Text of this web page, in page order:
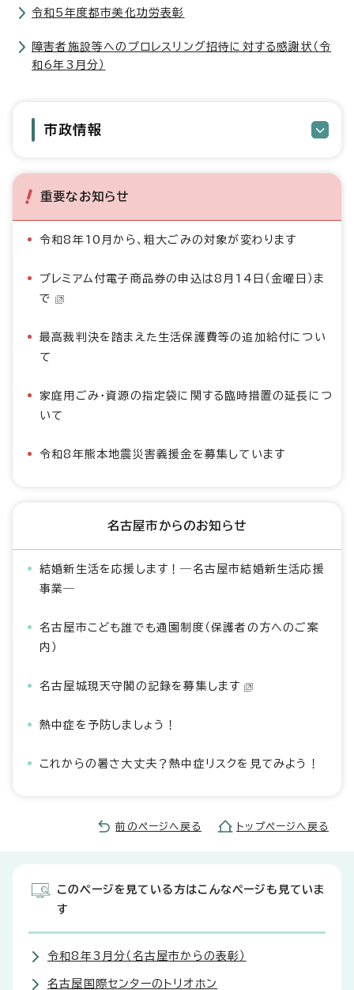
令和5年度都市美化功労表彰
障害者施設等へのプロレスリング招待に対する感謝状（令
和6年3月分）
市政情報
重要なお知らせ
令和8年10月から、粗大ごみの対象が変わります
プレミアム付電子商品券の申込は8月14日（金曜日）ま
で
最高裁判決を踏まえた生活保護費等の追加給付につい
て
家庭用ごみ・資源の指定袋に関する臨時措置の延長につ
いて
令和8年熊本地震災害義援金を募集しています
名古屋市からのお知らせ
結婚新生活を応援します！―名古屋市結婚新生活応援
事業―
名古屋市こども誰でも通園制度（保護者の方へのご案
内）
名古屋城現天守閣の記録を募集します
熱中症を予防しましょう！
これからの暑さ大丈夫？熱中症リスクを見てみよう！
前のページへ戻る トップページへ戻る
このページを見ている方はこんなページも見ていま
す
令和8年3月分（名古屋市からの表彰）
名古屋国際センターのトリオホン